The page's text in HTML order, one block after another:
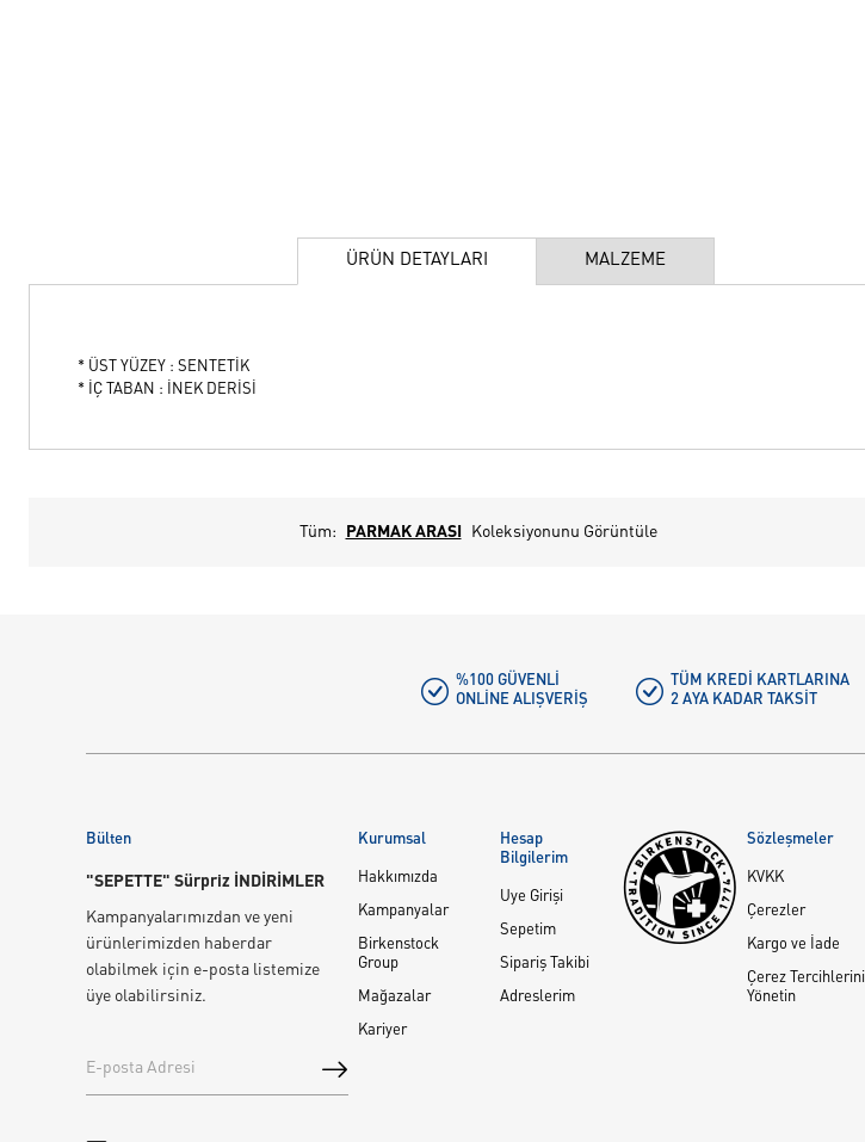
ÜRÜN DETAYLARI MALZEME
* ÜST YÜZEY : SENTETİK
* İÇ TABAN : İNEK DERİSİ
Tüm: PARMAK ARASI Koleksiyonunu Görüntüle
%100 GÜVENLI
ONLINE ALIŞVERIŞ
TÜM KREDI KARTLARINA
2 AYA KADAR TAKSIT
Bülten
"SEPETTE" Sürpriz İNDİRİMLER
Kampanyalarımızdan ve yeni
ürünlerimizden haberdar
olabilmek için e-posta listemize
üye olabilirsiniz.
Kurumsal
Hakkımızda
Kampanyalar
Birkenstock
Group
Mağazalar
Kariyer
Hesap
Bilgilerim
Üye Girişi
Sepetim
Sipariş Takibi
Adreslerim
Sözleşmeler
KVKK
Çerezler
Kargo ve İade
Çerez Tercihlerini
Yönetin